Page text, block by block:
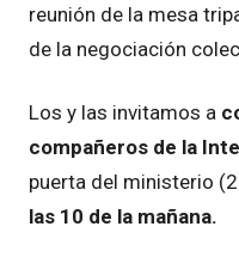
reunión de la mesa
de la negociación
Los y las invitamos a
compañeros de la
puerta del ministerio
las 10 de la mañana.